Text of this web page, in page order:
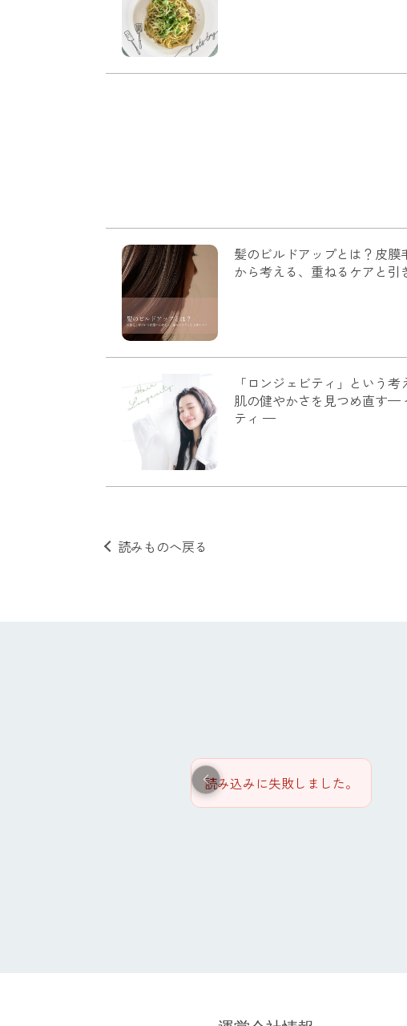
髪のビルドアップとは？皮膜
から考える、重ねるケアと引
「ロンジェビティ」という
肌の健やかさを見つめ直す—
ティ —
読みものへ戻る
読み込みに失敗しました。